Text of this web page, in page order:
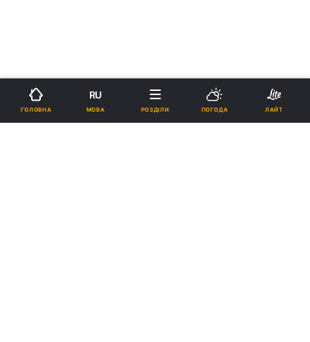
ГОЛОВНА
RU
МОВА РОЗДІЛИ ПОГОДА ЛАЙТ